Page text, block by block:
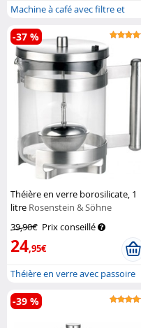
Machine à café avec filtre et
piche...
Théière en verre borosilicate, 1
litre Rosenstein & Söhne
39,90€ Prix conseillé
24,95€
-37 %
Théière en verre avec passoire
à th...
-39 %